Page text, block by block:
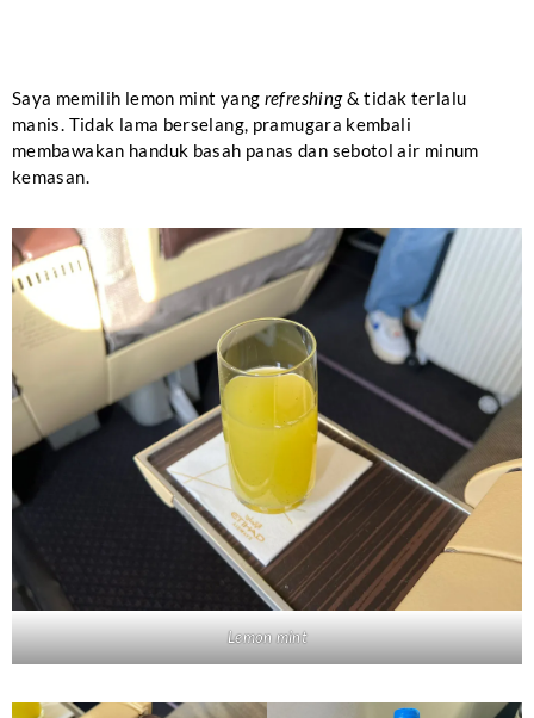
Saya memilih lemon mint yang refreshing& tidak terlalu
manis. Tidak lama berselang, pramugara kembali
membawakan handuk basah panas dan sebotol air minum
kemasan.
Lemon mint